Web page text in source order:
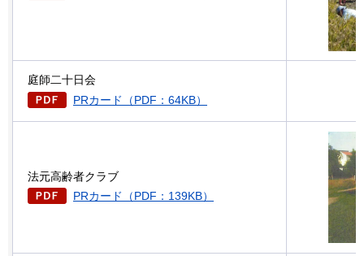
庭師二十日会
PRカード（PDF：64KB）
法元高齢者クラブ
PRカード（PDF：139KB）